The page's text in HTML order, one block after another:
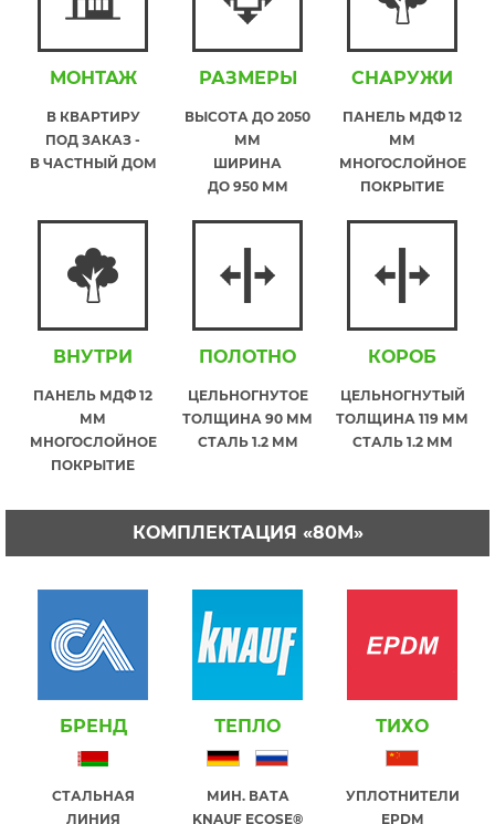
МОНТАЖ
В КВАРТИРУ
ПОД ЗАКАЗ -
В ЧАСТНЫЙ ДОМ
РАЗМЕРЫ
ВЫСОТА ДО 2050
ММ
ШИРИНА
ДО 950 ММ
СНАРУЖИ
ПАНЕЛЬ МДФ 12
ММ
МНОГОСЛОЙНОЕ
ПОКРЫТИЕ
ВНУТРИ
ПАНЕЛЬ МДФ 12
ММ
МНОГОСЛОЙНОЕ
ПОКРЫТИЕ
ПОЛОТНО
ЦЕЛЬНОГНУТОЕ
ТОЛЩИНА 90 ММ
СТАЛЬ 1.2 ММ
КОРОБ
ЦЕЛЬНОГНУТЫЙ
ТОЛЩИНА 119 ММ
СТАЛЬ 1.2 ММ
КОМПЛЕКТАЦИЯ «80М»
БРЕНД
СТАЛЬНАЯ
ЛИНИЯ
ТЕПЛО
МИН. ВАТА
KNAUF ECOSE®
ТИХО
УПЛОТНИТЕЛИ
EPDM